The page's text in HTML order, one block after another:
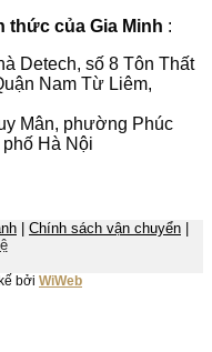
thức của Gia Minh :
Detech, số 8 Tôn Thất
Nam Từ Liêm,
Mân, phường Phúc
Hà Nội
Chính sách vận chuyển
bởi WiWeb